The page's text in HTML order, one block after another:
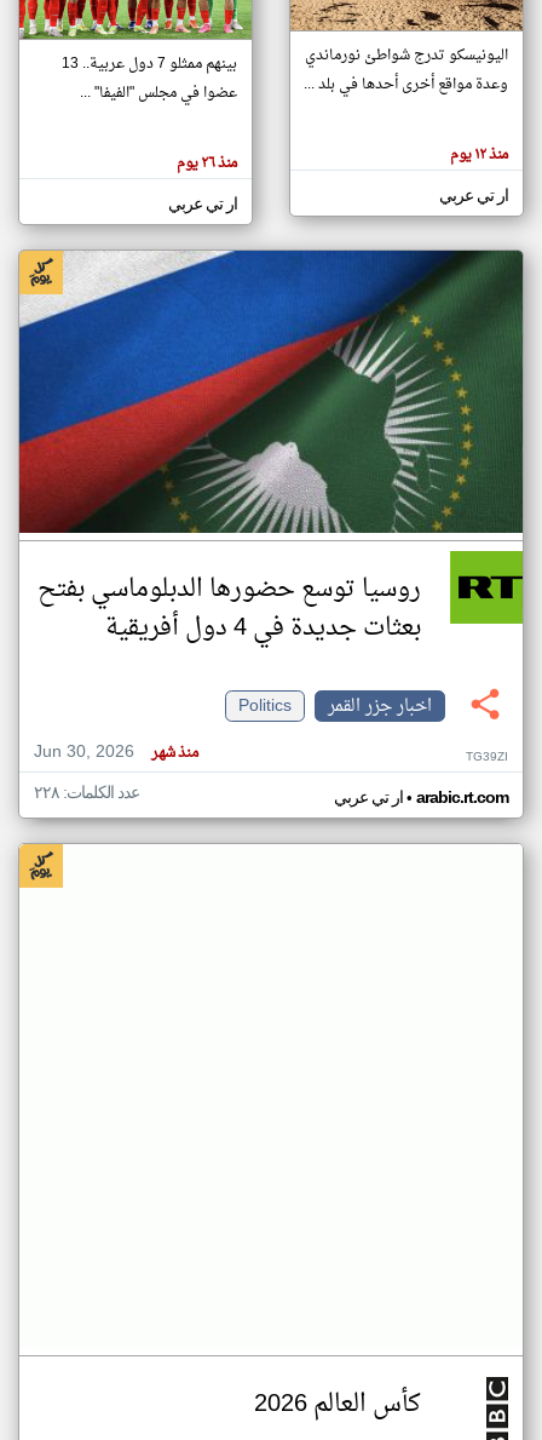
تغيير الدولة
اخبار جزر القمر على مدار الساعة
أهم اخبار جزر القمر العاجلة والمباشرة
هنا عن
وجهة
كاتبيها.
اليونيسكو تدرج شواطئ نورماندي
وعدة مواقع أخرى أحدها في بلد ...
منذ ١٢ يوم
ار تي عربي
بينهم ممثلو 7 دول عربية.. 13
عضوا في مجلس "الفيفا" ...
منذ ٢٦ يوم
ار تي عربي
روسيا توسع حضورها الدبلوماسي بفتح
بعثات جديدة في 4 دول أفريقية
اخبار جزر القمر
Politics
Jun 30, 2026
منذ شهر TG39ZI
ار تي عربي• arabic.rt.com عدد الكلمات: ٢٢٨
كأس العالم 2026
klyoum.com